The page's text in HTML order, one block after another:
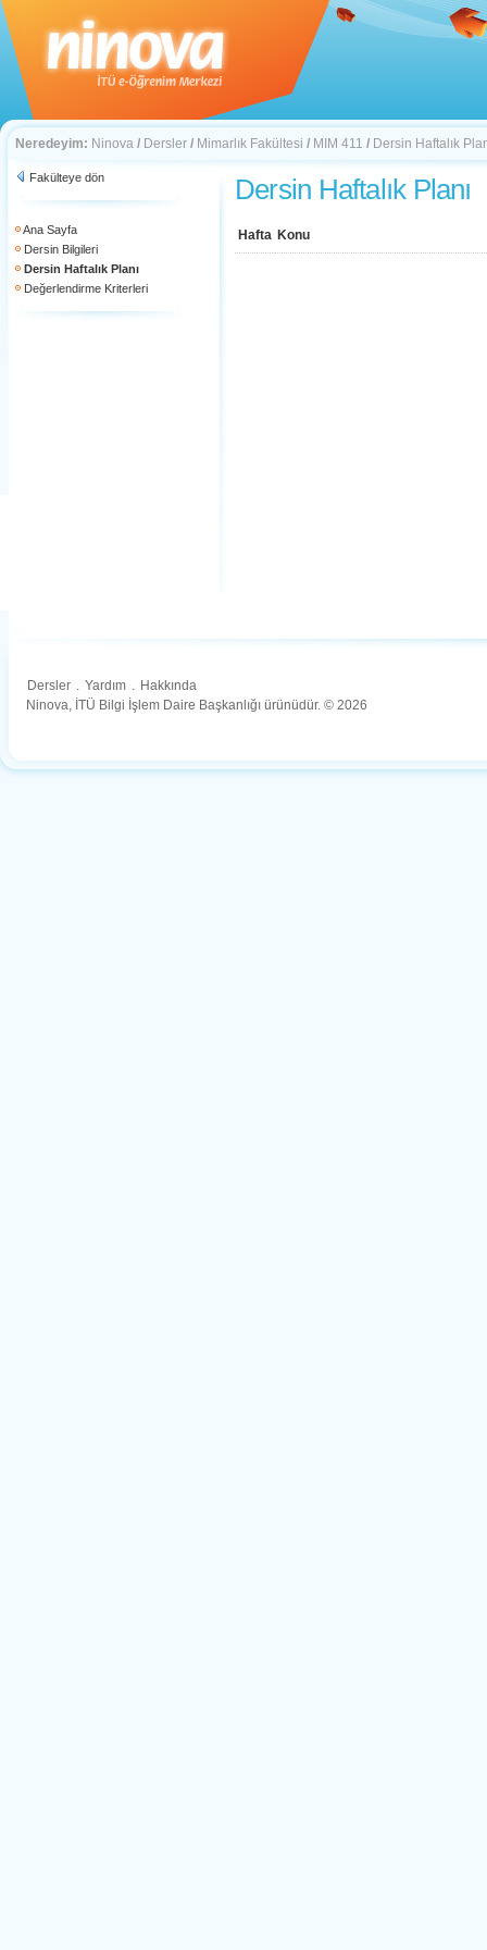
Neredeyim: Ninova / Dersler / Mimarlık Fakültesi / MIM 411 / Dersin Haftalık
Fakülteye dön
Ana Sayfa
Dersin Bilgileri
Dersin Haftalık Planı
Değerlendirme Kriterleri
Dersin Haftalık Planı
Hafta Konu
Dersler . Yardım . Hakkında
Ninova, İTÜ Bilgi İşlem Daire Başkanlığı ürünüdür. © 2026